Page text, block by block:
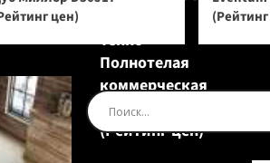
цен)
Tehno
Полнотелая
коммерческая
Шоколад
(Рейтинг цен)